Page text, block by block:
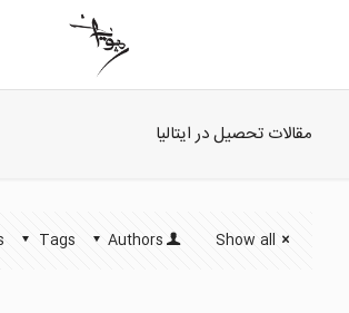
مقالات تحصیل در ایتالیا
Tags Authors Show all